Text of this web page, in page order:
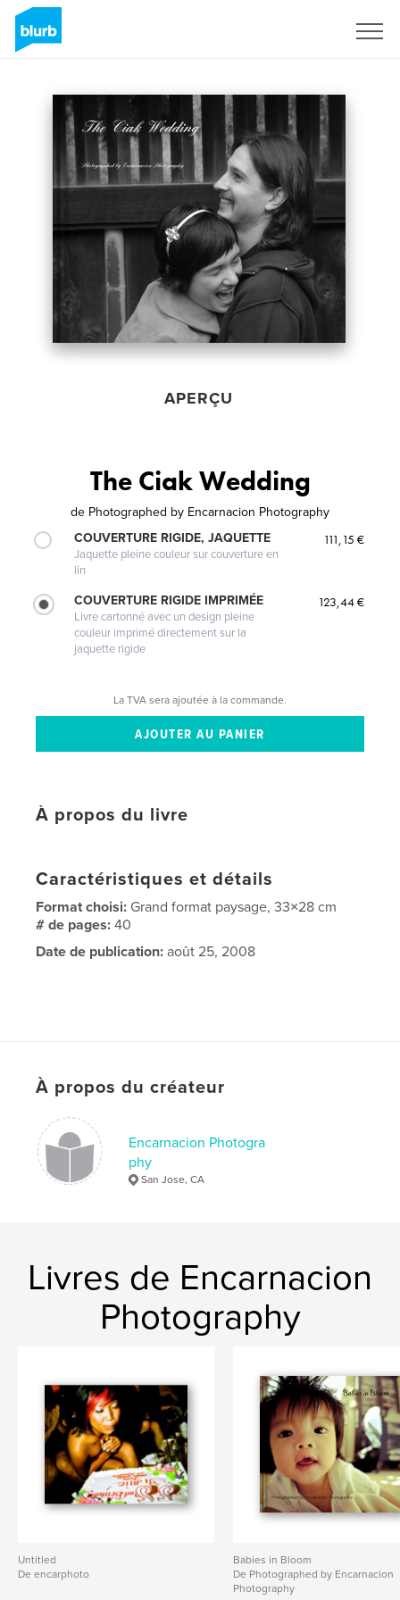
APERÇU
The Ciak Wedding
de Photographed by Encarnacion Photography
COUVERTURE RIGIDE, JAQUETTE
Jaquette pleine couleur sur couverture en
lin
111,15 €
COUVERTURE RIGIDE IMPRIMÉE
Livre cartonné avec un design pleine
couleur imprimé directement sur la
jaquette rigide
123,44 €
La TVA sera ajoutée à la commande.
À propos du livre
Caractéristiques et détails
Format choisi: Grand format paysage, 33×28 cm
# de pages:40
Date de publication: août 25, 2008
À propos du créateur
Encarnacion Photogra
phy
San Jose, CA
Livres de Encarnacion
Photography
Untitled
De encarphoto
Babies in Bloom
De Photographed by Encarnacion
Photography